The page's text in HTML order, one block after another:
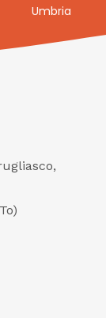
Umbria